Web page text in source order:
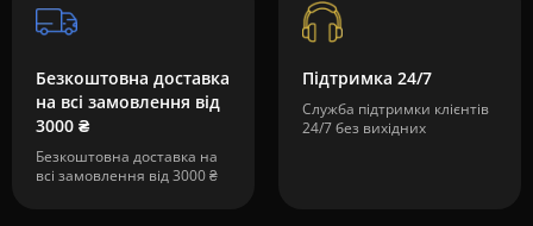
Безкоштовна доставка
на всі замовлення від
3000 ₴
Безкоштовна доставка на
всі замовлення від 3000 ₴
Підтримка 24/7
Служба підтримки клієнтів
24/7 без вихідних